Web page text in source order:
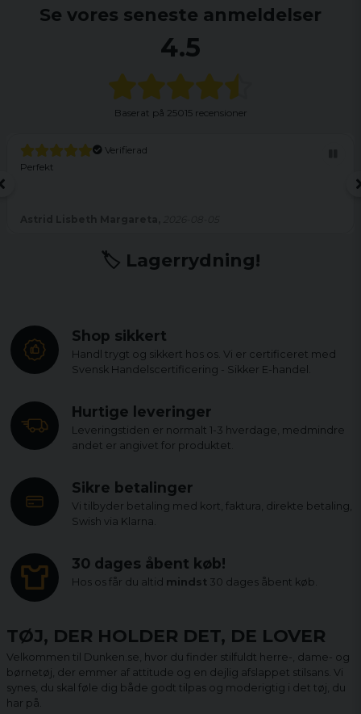
Se vores seneste anmeldelser
4.5
Baserat på 25015 recensioner
Verifierad
Perfekt
🏷️ Lagerrydning!
Shop sikkert
Handl trygt og sikkert hos os. Vi er certificeret med
Svensk Handelscertificering - Sikker E-handel.
Hurtige leveringer
Leveringstiden er normalt 1-3 hverdage, medmindre
andet er angivet for produktet.
Sikre betalinger
Vi tilbyder betaling med kort, faktura, direkte betaling,
Swish via Klarna.
30 dages åbent køb!
Hos os får du altid mindst 30 dages åbent køb.
TØJ, DER HOLDER DET, DE LOVER
Velkommen til Dunken.se, hvor du finder stilfuldt herre-, dame- og
børnetøj, der emmer af attitude og en dejlig afslappet stilsans. Vi
synes, du skal føle dig både godt tilpas og moderigtig i det tøj, du
har på.